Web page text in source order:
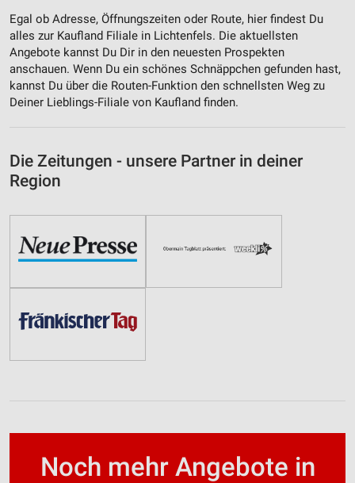
Egal ob Adresse, Öffnungszeiten oder Route, hier findest Du
alles zur Kaufland Filiale in Lichtenfels. Die aktuellsten
Angebote kannst Du Dir in den neuesten Prospekten
anschauen. Wenn Du ein schönes Schnäppchen gefunden hast,
kannst Du über die Routen-Funktion den schnellsten Weg zu
Deiner Lieblings-Filiale von Kaufland finden.
Die Zeitungen - unsere Partner in deiner
Region
Noch mehr Angebote in